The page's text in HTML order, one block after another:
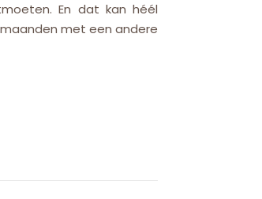
En dat kan héél
met een andere